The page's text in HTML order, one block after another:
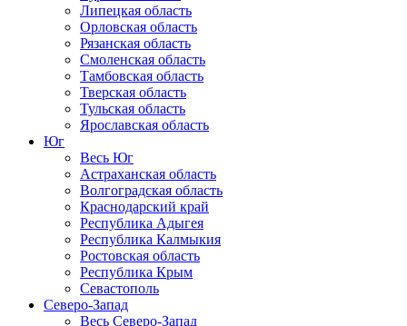
Липецкая область
Орловская область
Рязанская область
Смоленская область
Тамбовская область
Тверская область
Тульская область
Ярославская область
Юг
Весь Юг
Астраханская область
Волгоградская область
Краснодарский край
Республика Адыгея
Республика Калмыкия
Ростовская область
Республика Крым
Севастополь
Северо-Запад
Весь Северо-Запад